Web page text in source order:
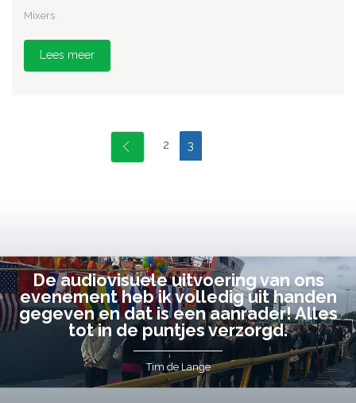
Mixers
Lees meer
2 3
De audiovisuele uitvoering van ons
evenement heb ik volledig uit handen
gegeven en dat is een aanrader! Alles
tot in de puntjes verzorgd.
Tim de Lange